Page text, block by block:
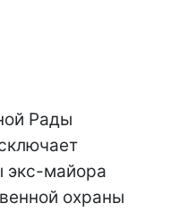
Рады
экс-майора
охраны